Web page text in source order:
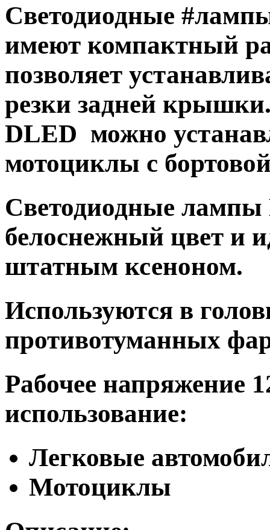
Светодиодные
имеют компактный
позволяет
резки задней
DLED можно
мотоциклы с
Светодиодные
белоснежный цвет и
штатным ксеноном.
Используются в
противотуманных
Рабочее напряжение
использование:
Легковые
Мотоциклы